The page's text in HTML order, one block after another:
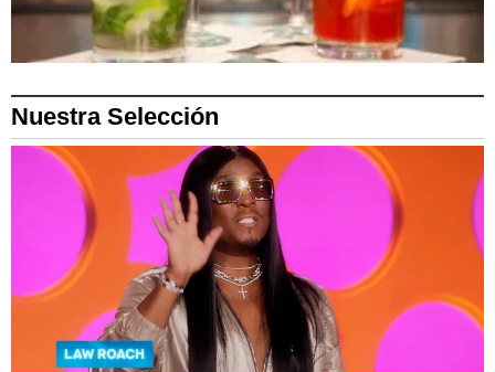
Nuestra Selección